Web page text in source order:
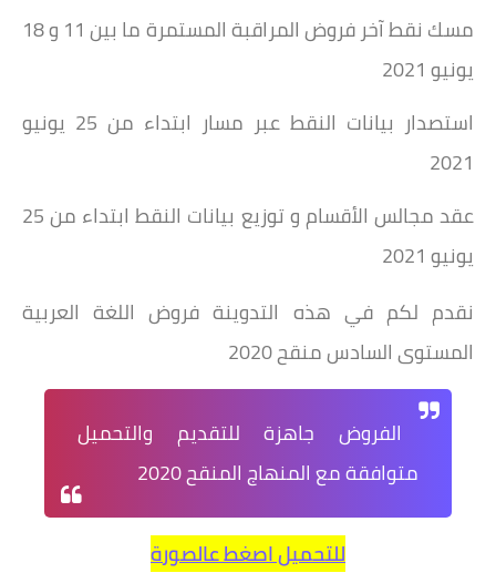
مسك نقط آخر فروض المراقبة المستمرة ما بين 11 و 18
يونيو 2021
استصدار بيانات النقط عبر مسار ابتداء من 25 يونيو
2021
عقد مجالس الأقسام و توزيع بيانات النقط ابتداء من 25
يونيو 2021
نقدم لكم في هذه التدوينة فروض اللغة العربية
المستوى السادس منقح 2020
الفروض جاهزة للتقديم والتحميل
متوافقة مع المنهاج المنقح 2020
للتحميل اصغط عالصورة